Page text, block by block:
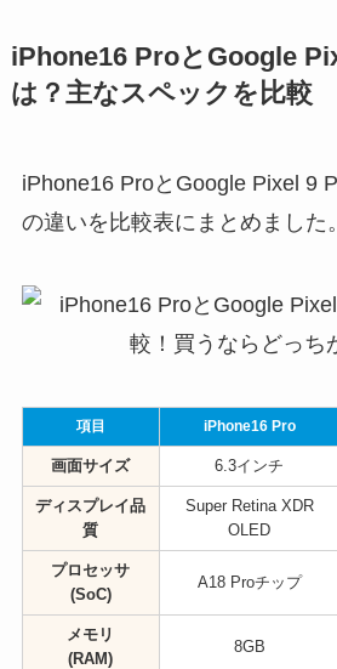
iPhone16 ProとGoogle
は？主なスペックを比較
iPhone16 ProとGoogle Pixel 9
の違いを比較表にまとめました。
項目 iPhone16 Pro
画面サイズ 6.3インチ
ディスプレイ品
質
Super Retina XDR
OLED
プロセッサ
(SoC)
A18 Proチップ
メモリ
(RAM)
8GB